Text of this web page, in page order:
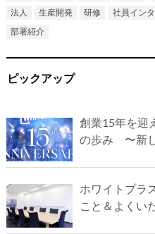
法人
生産開発 研修 社員イン
部署紹介
ピックアップ
創業15年を迎
の歩み 〜新
ホワイトプラ
こと＆よくい